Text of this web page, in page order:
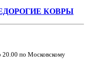
КОВРЫ
20.00 по Московскому